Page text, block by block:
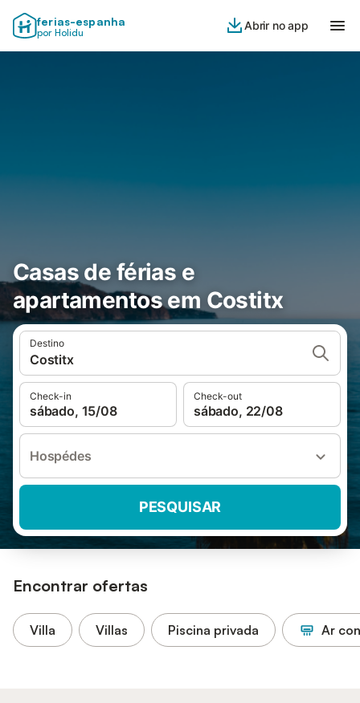
ferias-espanha
por Holidu
Abrir no app
Casas de férias e
apartamentos em Costitx
Destino
Costitx
Check-in
sábado, 15/08
Check-out
sábado, 22/08
Hospédes
PESQUISAR
Encontrar ofertas
Villa Villas Piscina privada Ar